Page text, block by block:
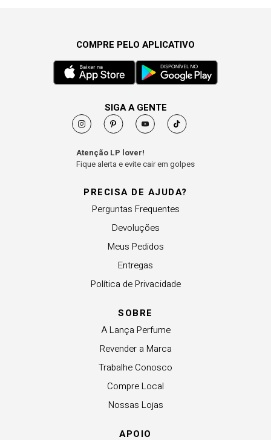
PRECISA DE AJUDA?
Perguntas Frequentes
Devoluções
Meus Pedidos
Entregas
Política de Privacidade
SOBRE
A Lança Perfume
Revender a Marca
Trabalhe Conosco
Compre Local
Nossas Lojas
APOIO
COMPRE PELO APLICATIVO
SIGA A GENTE
Atenção LP lover!
Fique alerta e evite cair em golpes